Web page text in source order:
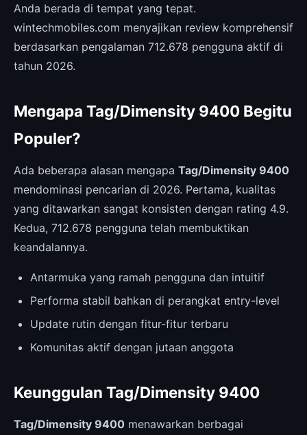
Anda berada di tempat yang tepat.
wintechmobiles.com menyajikan review komprehensif
berdasarkan pengalaman 712.678 pengguna aktif di
tahun 2026.
Mengapa Tag/Dimensity 9400 Begitu
Populer?
Ada beberapa alasan mengapa Tag/Dimensity 9400
mendominasi pencarian di 2026. Pertama, kualitas
yang ditawarkan sangat konsisten dengan rating 4.9.
Kedua, 712.678 pengguna telah membuktikan
keandalannya.
Antarmuka yang ramah pengguna dan intuitif
Performa stabil bahkan di perangkat entry-level
Update rutin dengan fitur-fitur terbaru
Komunitas aktif dengan jutaan anggota
Keunggulan Tag/Dimensity 9400
Tag/Dimensity 9400 menawarkan berbagai